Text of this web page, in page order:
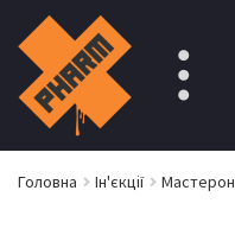
Головна Ін'єкції Мастерон